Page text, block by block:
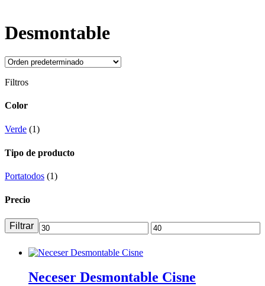
Desmontable
Filtros
Color
Verde (1)
Tipo de producto
Portatodos (1)
Precio
Filtrar
Neceser Desmontable Cisne